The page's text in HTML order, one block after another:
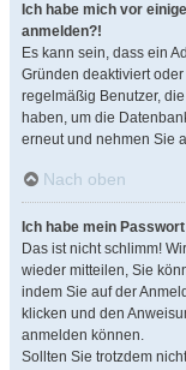
Ich habe mich vor
anmelden?!
Es kann sein, dass ein
Gründen deaktiviert
regelmäßig Benutzer,
haben, um die
erneut und nehmen Sie
Nach oben
Ich habe mein
Das ist nicht schlimm!
wieder mitteilen, Sie
indem Sie auf der
klicken und den
anmelden können.
Sollten Sie trotzdem